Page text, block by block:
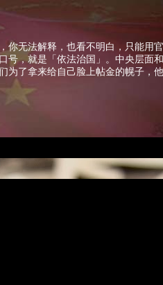
你无法解释，也看不明白，只能
号，就是「依法治国」。中央层
了拿来给自己脸上帖金的幌子，